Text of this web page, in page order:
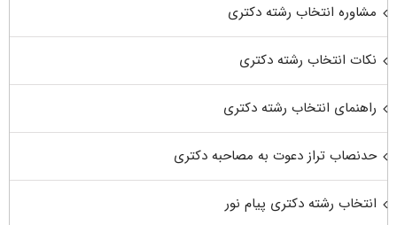
مشاوره انتخاب رشته دکتری
نکات انتخاب رشته دکتری
راهنمای انتخاب رشته دکتری
حدنصاب تراز دعوت به مصاحبه دکتری
انتخاب رشته دکتری پیام نور